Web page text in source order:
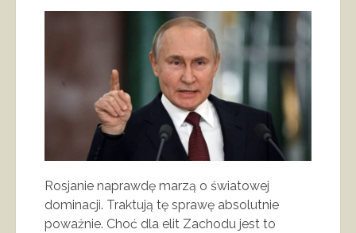
Rosjanie naprawdę marzą o światowej
dominacji. Traktują tę sprawę absolutnie
poważnie. Choć dla elit Zachodu jest to